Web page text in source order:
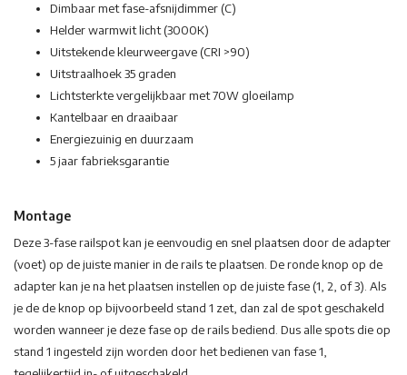
Dimbaar met fase-afsnijdimmer (C)
Helder warmwit licht (3000K)
Uitstekende kleurweergave (CRI >90)
Uitstraalhoek 35 graden
Lichtsterkte vergelijkbaar met 70W gloeilamp
Kantelbaar en draaibaar
Energiezuinig en duurzaam
5 jaar fabrieksgarantie
Montage
Deze 3-fase railspot kan je eenvoudig en snel plaatsen door de adapter
(voet) op de juiste manier in de rails te plaatsen. De ronde knop op de
adapter kan je na het plaatsen instellen op de juiste fase (1, 2, of 3). Als
je de de knop op bijvoorbeeld stand 1 zet, dan zal de spot geschakeld
worden wanneer je deze fase op de rails bediend. Dus alle spots die op
stand 1 ingesteld zijn worden door het bedienen van fase 1,